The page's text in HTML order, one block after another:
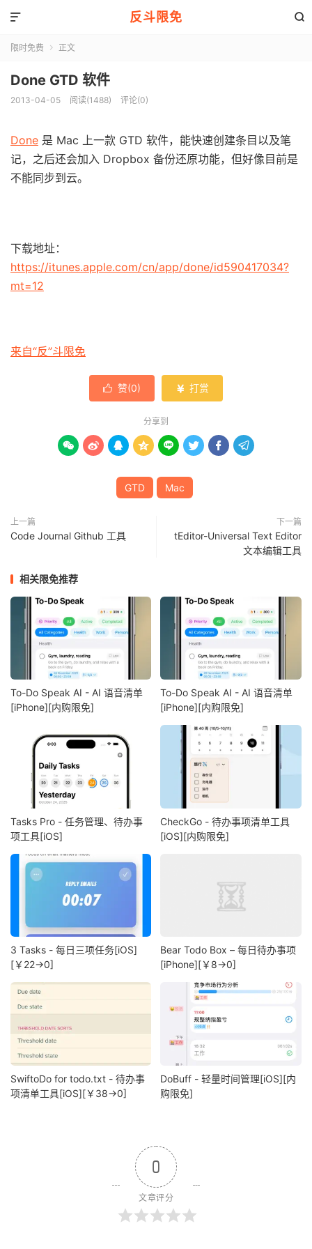
反斗限免 

限时免费  正文
Done GTD 软件
2013-04-05 阅读(1488) 评论(0)
Done 是 Mac 上一款 GTD 软件，能快速创建条目以及笔
记，之后还会加入 Dropbox 备份还原功能，但好像目前是
不能同步到云。
下载地址：
https://itunes.apple.com/cn/app/done/id590417034?
mt=12
来自“反”斗限免
 赞(0)  打赏
分享到
       
GTD Mac
上一篇
Code Journal Github 工具
下一篇
tEditor-Universal Text Editor
文本编辑工具
相关限免推荐
To-Do Speak AI - AI 语音清单
[iPhone][内购限免]
To-Do Speak AI - AI 语音清单
[iPhone][内购限免]
Tasks Pro - 任务管理、待办事
项工具[iOS]
CheckGo - 待办事项清单工具
[iOS][内购限免]
3 Tasks - 每日三项任务[iOS]
[￥22→0]
Bear Todo Box – 每日待办事项
[iPhone][￥8→0]
SwiftoDo for todo.txt - 待办事
项清单工具[iOS][￥38→0]
DoBuff - 轻量时间管理[iOS][内
购限免]
0
文章评分